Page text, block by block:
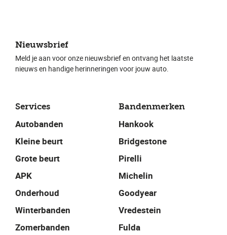
Services
Autobanden
Kleine beurt
Grote beurt
APK
Onderhoud
Winterbanden
Zomerbanden
Bandenmerken
Hankook
Bridgestone
Pirelli
Michelin
Goodyear
Vredestein
Fulda
Nieuwsbrief
Meld je aan voor onze nieuwsbrief en ontvang het laatste
nieuws en handige herinneringen voor jouw auto.